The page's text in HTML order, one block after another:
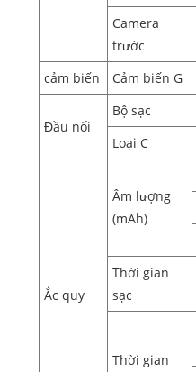
Camera
trước
cảm biến Cảm biến G
Đầu nối
Bộ sạc
Loại C
Ắc quy
Âm lượng
(mAh)
Thời gian
sạc
Thời gian